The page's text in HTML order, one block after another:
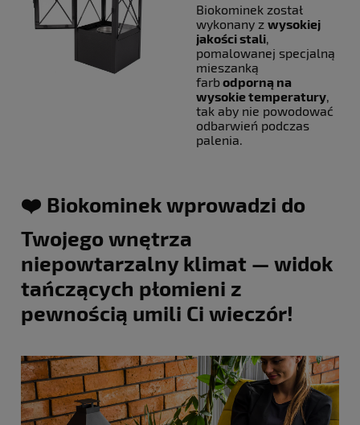
Biokominek został
wykonany z wysokiej
jakości stali,
pomalowanej specjalną
mieszanką
farbodporną na
wysokie temperatury,
tak aby nie powodować
odbarwień podczas
palenia.
❤️ Biokominek wprowadzi do
Twojego wnętrza
niepowtarzalny klimat — widok
tańczących płomieni z
pewnością umili Ci wieczór!